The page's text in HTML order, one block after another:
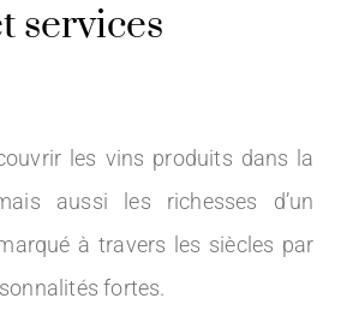
services
les vins produits dans la
aussi les richesses d’un
à travers les siècles par
fortes.